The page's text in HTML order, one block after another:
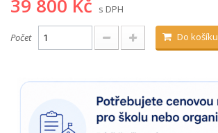
39 800 Kč s DPH
Počet Do košíku